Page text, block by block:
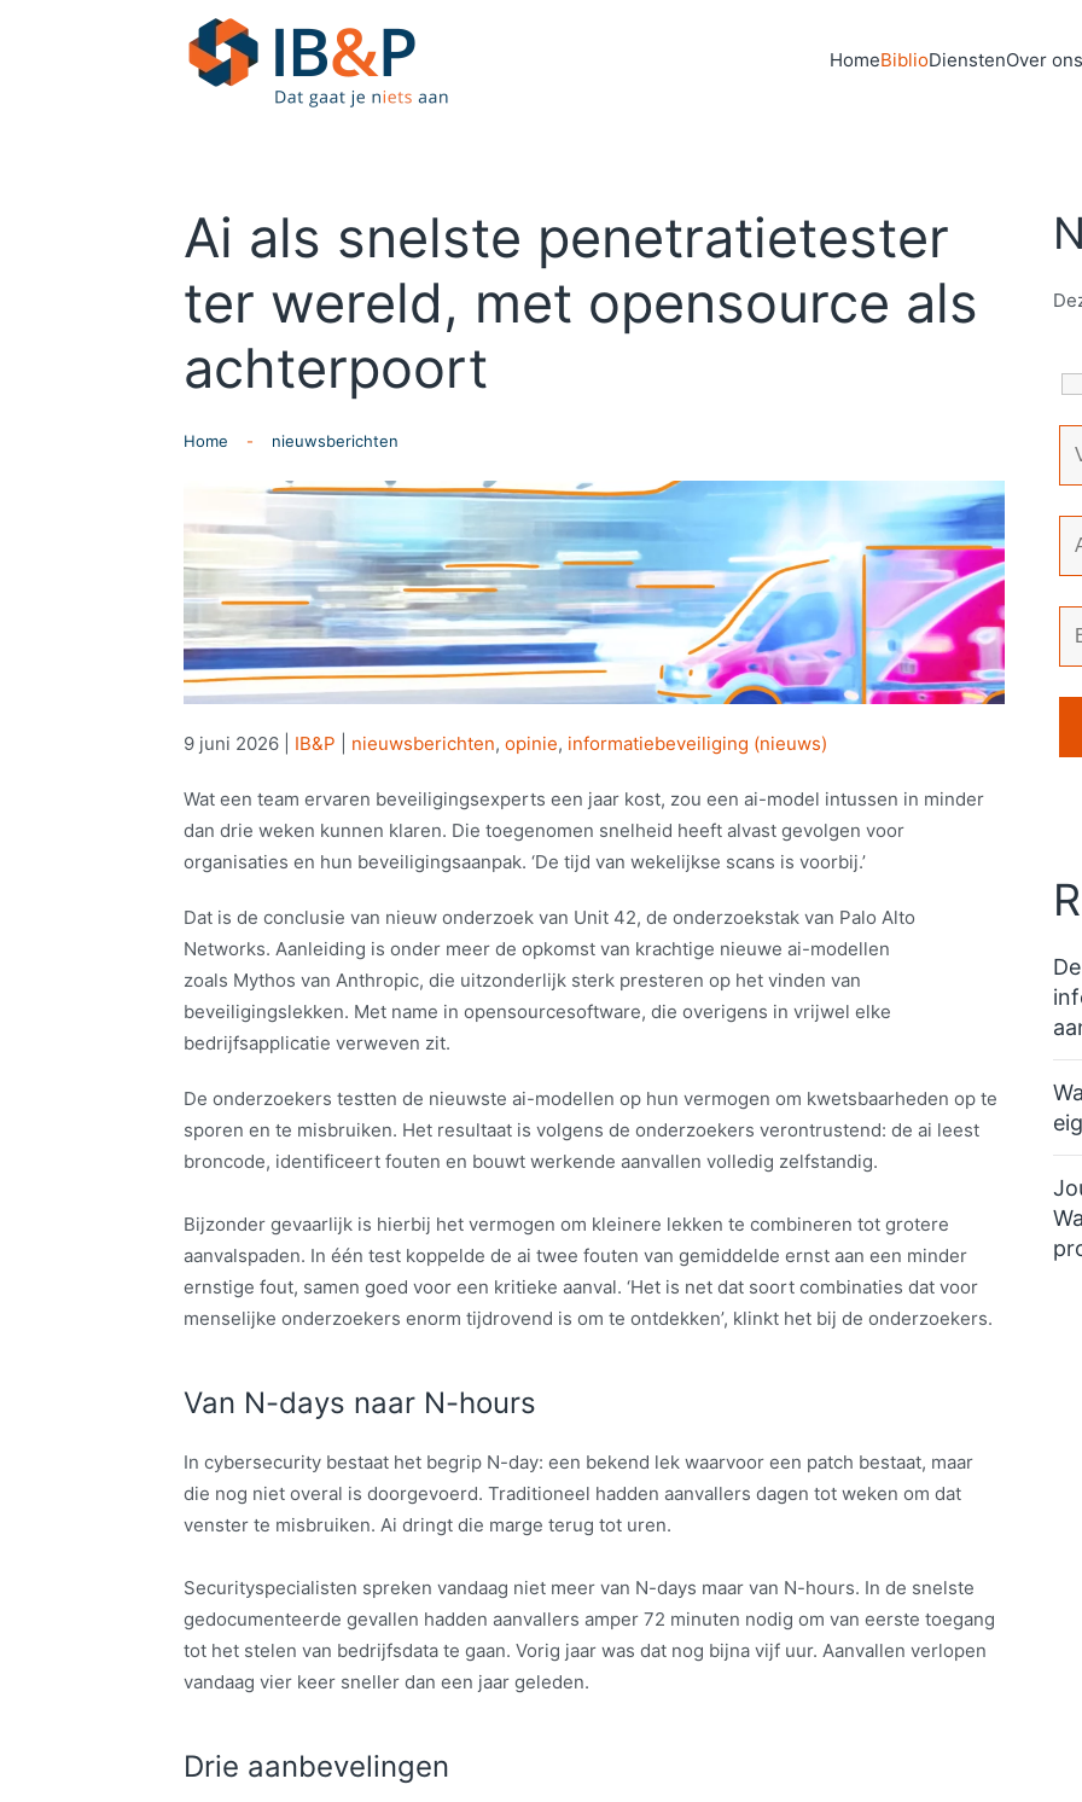
Skip to main content HomeBiblioDienstenOver ons
Ai als snelste pe­ne­tra­tie­tes­ter
ter wereld, met opensource als
achterpoort
Home nieuwsberichten
9 juni 2026 IB&P nieuwsberichten, opinie, informatiebeveiliging (nieuws)
Wat een team ervaren beveiligingsexperts een jaar kost, zou een ai-model intussen in minder
dan drie weken kunnen klaren. Die toegenomen snelheid heeft alvast gevolgen voor
organisaties en hun beveiligingsaanpak. ‘De tijd van wekelijkse scans is voorbij.’
Dat is de conclusie van nieuw onderzoek van Unit 42, de onderzoekstak van Palo Alto
Networks. Aanleiding is onder meer de opkomst van krachtige nieuwe ai-modellen
zoals Mythos van Anthropic, die uitzonderlijk sterk presteren op het vinden van
beveiligingslekken. Met name in opensourcesoftware, die overigens in vrijwel elke
bedrijfsapplicatie verweven zit.
De onderzoekers testten de nieuwste ai-modellen op hun vermogen om kwetsbaarheden op te
sporen en te misbruiken. Het resultaat is volgens de onderzoekers verontrustend: de ai leest
broncode, identificeert fouten en bouwt werkende aanvallen volledig zelfstandig.
Bijzonder gevaarlijk is hierbij het vermogen om kleinere lekken te combineren tot grotere
aanvalspaden. In één test koppelde de ai twee fouten van gemiddelde ernst aan een minder
ernstige fout, samen goed voor een kritieke aanval. ‘Het is net dat soort combinaties dat voor
menselijke onderzoekers enorm tijdrovend is om te ontdekken’, klinkt het bij de onderzoekers.
Van N-days naar N-hours
In cybersecurity bestaat het begrip N-day: een bekend lek waarvoor een patch bestaat, maar
die nog niet overal is doorgevoerd. Traditioneel hadden aanvallers dagen tot weken om dat
venster te misbruiken. Ai dringt die marge terug tot uren.
Securityspecialisten spreken vandaag niet meer van N-days maar van N-hours. In de snelste
gedocumenteerde gevallen hadden aanvallers amper 72 minuten nodig om van eerste toegang
tot het stelen van bedrijfsdata te gaan. Vorig jaar was dat nog bijna vijf uur. Aanvallen verlopen
vandaag vier keer sneller dan een jaar geleden.
Drie aanbevelingen